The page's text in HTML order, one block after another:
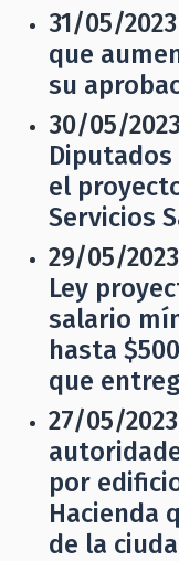
31/05/2023
que
su
30/05/
el
Servicios
29/05/2023
Ley
salario
hasta
que
27/05/2023
por
Hacienda
de la